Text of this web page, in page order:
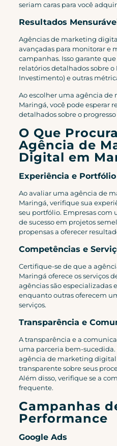
seriam caras para você
Resultados
Agências de marketing
avançadas para monitorar e
campanhas. Isso garante
relatórios detalhados sobre o
Investimento) e outras
Ao escolher uma agência
Maringá, você pode esperar
detalhados sobre o
O Que
Agência de
Digital em
Experiência e Portfólio
Ao avaliar uma agência de
Maringá, verifique sua
seu portfólio. Empresas com
de sucesso em projetos
propensas a oferecer
Competências e
Certifique-se de que a
Maringá oferece os serviços
agências são especializadas
enquanto outras oferecem
serviços.
Transparência e
A transparência e a
uma parceria bem-
agência de marketing digital
transparente sobre seus
Além disso, verifique se a
frequente.
Campanhas
Performance
Google Ads